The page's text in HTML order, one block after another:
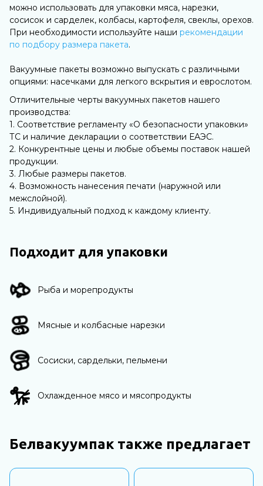
можно использовать для упаковки мяса, нарезки,
сосисок и сарделек, колбасы, картофеля, свеклы, орехов.
При необходимости используйте наши рекомендации
по подбору размера пакета.
Вакуумные пакеты возможно выпускать с различными
опциями: насечками для легкого вскрытия и еврослотом.
Отличительные черты вакуумных пакетов нашего
производства:
1. Соответствие регламенту «О безопасности упаковки»
ТС и наличие декларации о соответствии ЕАЭС.
2. Конкурентные цены и любые объемы поставок нашей
продукции.
3. Любые размеры пакетов.
4. Возможность нанесения печати (наружной или
межслойной).
5. Индивидуальный подход к каждому клиенту.
Подходит для упаковки
Рыба и морепродукты
Мясные и колбасные нарезки
Сосиски, сардельки, пельмени
Охлажденное мясо и мясопродукты
Белвакуумпак также предлагает